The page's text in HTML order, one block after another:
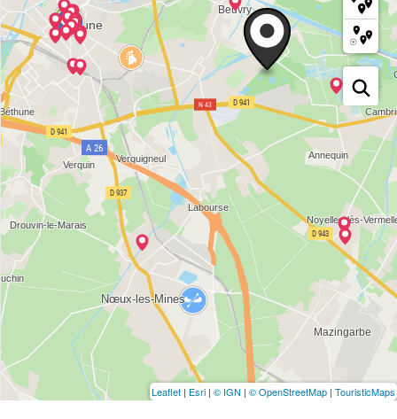
Leaflet | Esri | © IGN | © OpenStreetMap | TouristicMaps